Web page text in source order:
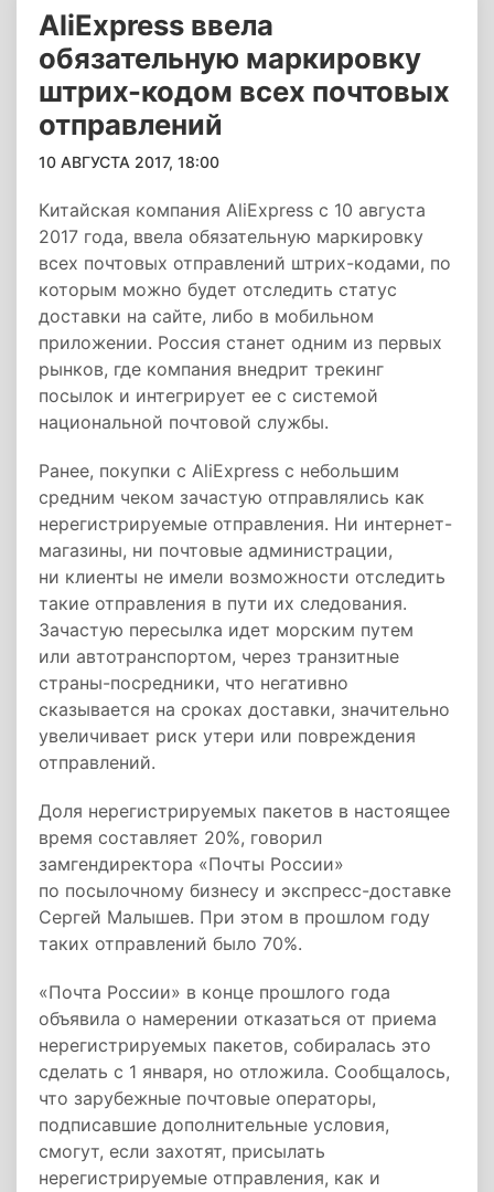
AliExpress ввела
обязательную маркировку
штрих-кодом всех почтовых
отправлений
10 АВГУСТА 2017, 18:00
Китайская компания AliExpress с 10 августа
2017 года, ввела обязательную маркировку
всех почтовых отправлений штрих-кодами, по
которым можно будет отследить статус
доставки на сайте, либо в мобильном
приложении. Россия станет одним из первых
рынков, где компания внедрит трекинг
посылок и интегрирует ее с системой
национальной почтовой службы.
Ранее, покупки с AliExpress с небольшим
средним чеком зачастую отправлялись как
нерегистрируемые отправления. Ни интернет-
магазины, ни почтовые администрации,
ни клиенты не имели возможности отследить
такие отправления в пути их следования.
Зачастую пересылка идет морским путем
или автотранспортом, через транзитные
страны-посредники, что негативно
сказывается на сроках доставки, значительно
увеличивает риск утери или повреждения
отправлений.
Доля нерегистрируемых пакетов в настоящее
время составляет 20%, говорил
замгендиректора «Почты России»
по посылочному бизнесу и экспресс-доставке
Сергей Малышев. При этом в прошлом году
таких отправлений было 70%.
«Почта России» в конце прошлого года
объявила о намерении отказаться от приема
нерегистрируемых пакетов, собиралась это
сделать с 1 января, но отложила. Сообщалось,
что зарубежные почтовые операторы,
подписавшие дополнительные условия,
смогут, если захотят, присылать
нерегистрируемые отправления, как и